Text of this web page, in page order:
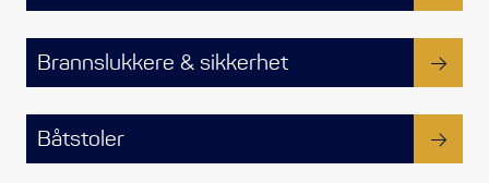
Brannslukkere & sikkerhet
Båtstoler
Motordelsvelger/SONAR
Anoder